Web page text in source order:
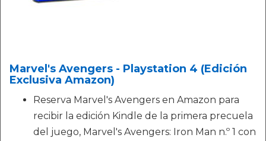
Marvel's Avengers - Playstation 4 (Edición
Exclusiva Amazon)
Reserva Marvel's Avengers en Amazon para
recibir la edición Kindle de la primera precuela
del juego, Marvel's Avengers: Iron Man n.º 1 con